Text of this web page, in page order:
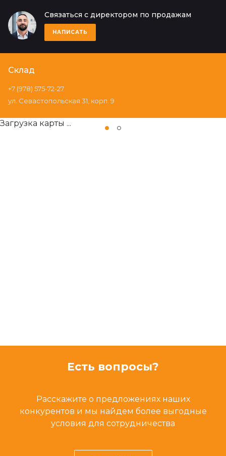
Связаться с директором по продажам
НАПИСАТЬ
Склад
+7 (978) 575-72-27
ул. Севастопольская 31, корп. 9
Загрузка карты ...
Есть вопросы?
Расскажите о предложениях наших
конкурентов и мы найдем более выгодные
условия для сотрудничества